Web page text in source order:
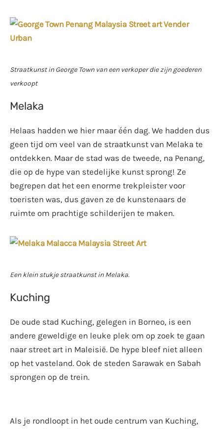
Straatkunst in George Town van een verkoper die zijn goederen
verkoopt
Melaka
Helaas hadden we hier maar één dag. We hadden dus
geen tijd om veel van de straatkunst van Melaka te
ontdekken. Maar de stad was de tweede, na Penang,
die op de hype van stedelijke kunst sprong! Ze
begrepen dat het een enorme trekpleister voor
toeristen was, dus gaven ze de kunstenaars de
ruimte om prachtige schilderijen te maken.
Een klein stukje straatkunst in Melaka.
Kuching
De oude stad Kuching, gelegen in Borneo, is een
andere geweldige en leuke plek om op zoek te gaan
naar street art in Maleisië. De hype bleef niet alleen
op het vasteland. Ook de steden Sarawak en Sabah
sprongen op de trein.
Als je rondloopt in het oude centrum van Kuching,